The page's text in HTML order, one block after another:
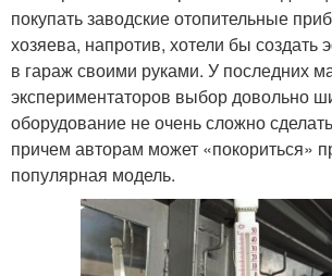
покупать заводские отопительные
хозяева, напротив, хотели бы создать
в гараж своими руками. У последних
экспериментаторов выбор довольно
оборудование не очень сложно
причем авторам может «покориться»
популярная модель.